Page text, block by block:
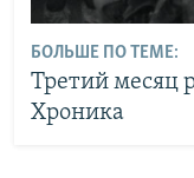
БОЛЬШЕ ПО ТЕМЕ:
Третий месяц
Хроника